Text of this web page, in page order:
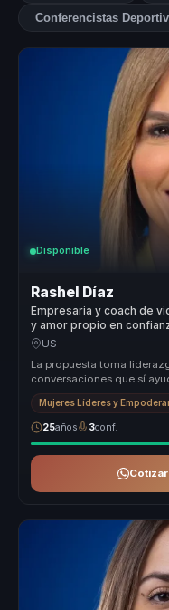
Conferencistas
Disponible
Rashel Díaz
Empresaria y coach de
y amor propio en
equipos.
US
La propuesta toma
conversaciones que sí
lideres, redes
Mujeres Líderes y
25años 3conf.
Cotizar